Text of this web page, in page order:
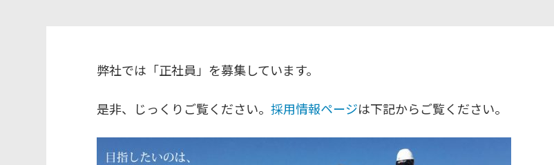
弊社では「正社員」を募集しています。
是非、じっくりご覧ください。 採用情報ページは下記からご覧ください。